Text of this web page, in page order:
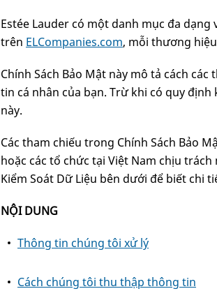
Estée Lauder có một danh mục đa
trên ELCompanies.com, mỗi thương
Chính Sách Bảo Mật này mô tả cách
tin cá nhân của bạn. Trừ khi có quy định
này.
Các tham chiếu trong Chính Sách Bảo
hoặc các tổ chức tại Việt Nam chịu
Kiểm Soát Dữ Liệu bên dưới để biết chi
NỘI DUNG
Thông tin chúng tôi xử lý
Cách chúng tôi thu thập thông tin